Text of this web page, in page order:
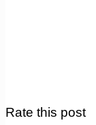
Rate this post